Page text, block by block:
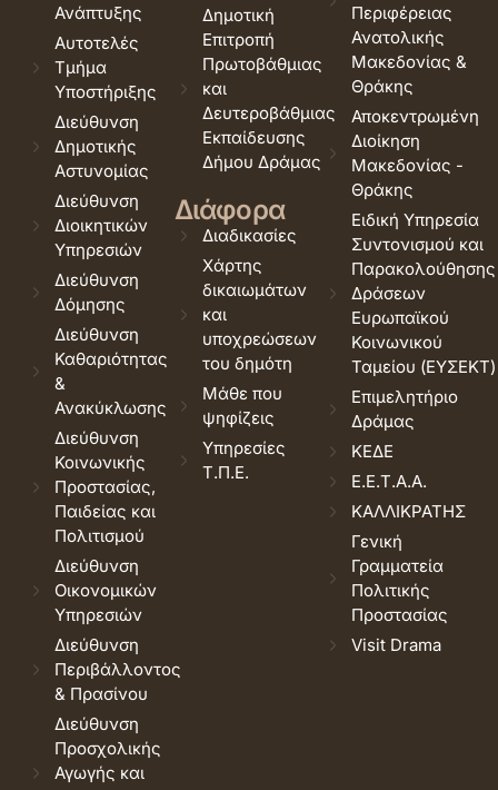
Ανάπτυξης
Αυτοτελές
Τμήμα
Υποστήριξης
Διεύθυνση
Δημοτικής
Αστυνομίας
Διεύθυνση
Διοικητικών
Υπηρεσιών
Διεύθυνση
Δόμησης
Διεύθυνση
Καθαριότητας
&
Ανακύκλωσης
Διεύθυνση
Κοινωνικής
Προστασίας,
Παιδείας και
Πολιτισμού
Διεύθυνση
Οικονομικών
Υπηρεσιών
Διεύθυνση
Περιβάλλοντος
& Πρασίνου
Διεύθυνση
Προσχολικής
Αγωγής και
Δημοτική
Επιτροπή
Πρωτοβάθμιας
και
Δευτεροβάθμιας
Εκπαίδευσης
Δήμου Δράμας
Διάφορα
Διαδικασίες
Χάρτης
δικαιωμάτων
και
υποχρεώσεων
του δημότη
Μάθε που
ψηφίζεις
Υπηρεσίες
Τ.Π.Ε.
Περιφέρειας
Ανατολικής
Μακεδονίας &
Θράκης
Αποκεντρωμένη
Διοίκηση
Μακεδονίας -
Θράκης
Ειδική Υπηρεσία
Συντονισμού και
Παρακολούθησης
Δράσεων
Ευρωπαϊκού
Κοινωνικού
Ταμείου (ΕΥΣΕΚΤ)
Επιμελητήριο
Δράμας
ΚΕΔΕ
Ε.Ε.Τ.Α.Α.
ΚΑΛΛΙΚΡΑΤΗΣ
Γενική
Γραμματεία
Πολιτικής
Προστασίας
Visit Drama